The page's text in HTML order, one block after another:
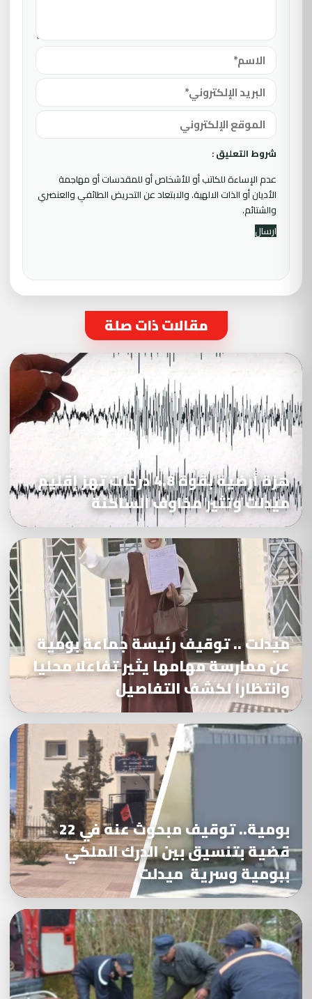
شروط التعليق :
عدم الإساءة للكاتب أو للأشخاص أو للمقدسات أو مهاجمة
الأديان أو الذات الالهية. والابتعاد عن التحريض الطائفي والعنصري
والشتائم.
مقالات ذات صلة
هزة أرضية بقوة 4.8 درجات تهز إقليم
ميدلت وتثير مخاوف الساكنة
ميدلت .. توقيف رئيسة جماعة بومية
عن ممارسة مهامها يثير تفاعلا محليا
وانتظارا لكشف التفاصيل
بومية.. توقيف مبحوث عنه في 22
قضية بتنسيق بين الدرك الملكي
ببومية وسرية ميدلت